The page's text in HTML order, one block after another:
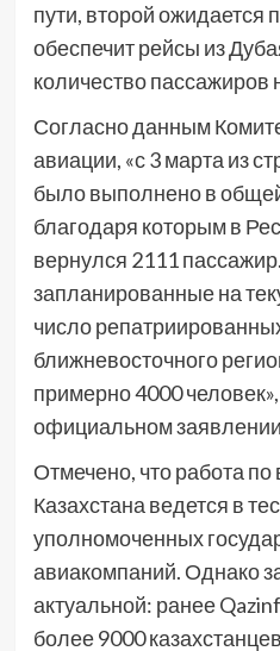
пути, второй ожидается
обеспечит рейсы из
количество пассажиров
Согласно данным
авиации, «с 3 марта из
было выполнено в
благодаря которым в
вернулся 2111
запланированные на
число
ближневосточного
примерно 4000
официальном
Отмечено, что работа
Казахстана ведется в
уполномоченных
авиакомпаний. Однако
актуальной: ранее
более 9000